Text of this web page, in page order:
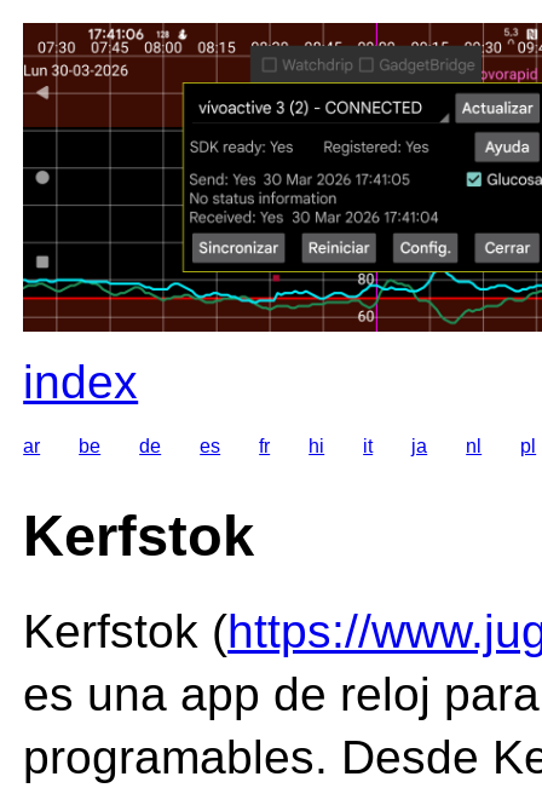
index
ar be de es fr hi it ja nl pl
Kerfstok
Kerfstok (https://
es una app de reloj
programables. Desde